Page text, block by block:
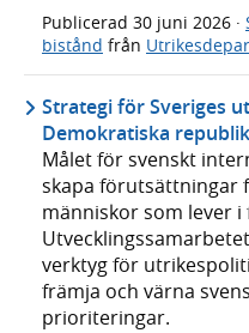
Publicerad 30 juni 2026 ·
bistånd från
Strategi för Sveriges
Demokratiska
Målet för svenskt
skapa förutsättningar
människor som lever
verktyg för
främja och värna
prioriteringar.